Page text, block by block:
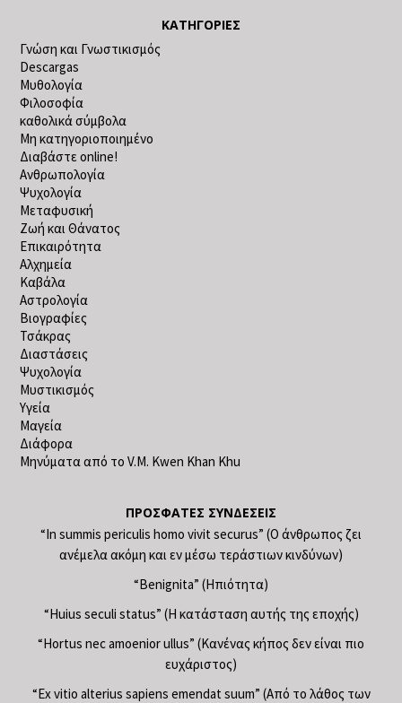
ΚΑΤΗΓΟΡΊΕΣ
Γνώση και Γνωστικισμός
Descargas
Μυθολογία
Φιλοσοφία
καθολικά σύμβολα
Μη κατηγοριοποιημένο
Διαβάστε online!
Ανθρωπολογία
Ψυχολογία
Μεταφυσική
Ζωή και Θάνατος
Επικαιρότητα
Αλχημεία
Καβάλα
Αστρολογία
Βιογραφίες
Τσάκρας
Διαστάσεις
Ψυχολογία
Μυστικισμός
Υγεία
Μαγεία
Διάφορα
Μηνύματα από το V.M. Kwen Khan Khu
ΠΡΌΣΦΑΤΕΣ ΣΥΝΔΈΣΕΙΣ
“In summis periculis homo vivit securus” (Ο άνθρωπος ζει
ανέμελα ακόμη και εν μέσω τεράστιων κινδύνων)
“Benignita” (Ηπιότητα)
“Huius seculi status” (Η κατάσταση αυτής της εποχής)
“Hortus nec amoenior ullus” (Κανένας κήπος δεν είναι πιο
ευχάριστος)
“Ex vitio alterius sapiens emendat suum” (Από το λάθος των